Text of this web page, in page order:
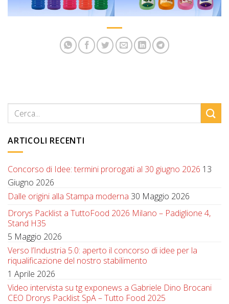
ARTICOLI RECENTI
Concorso di Idee: termini prorogati al 30 giugno 2026 13
Giugno 2026
Dalle origini alla Stampa moderna 30 Maggio 2026
Drorys Packlist a TuttoFood 2026 Milano – Padiglione 4,
Stand H35
5 Maggio 2026
Verso l’Industria 5.0: aperto il concorso di idee per la
riqualificazione del nostro stabilimento
1 Aprile 2026
Video intervista su tg exponews a Gabriele Dino Brocani
CEO Drorys Packlist SpA – Tutto Food 2025